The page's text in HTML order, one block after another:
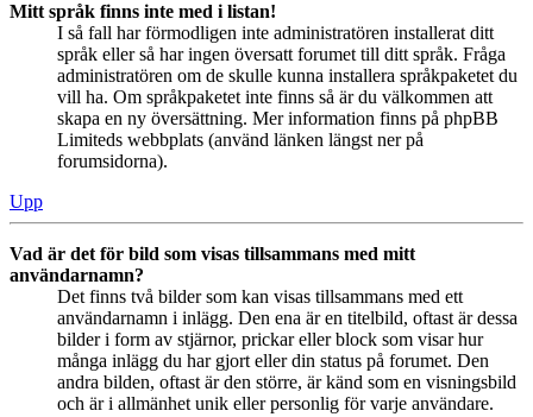
Mitt språk finns inte med i listan!
I så fall har förmodligen inte administratören installerat ditt
språk eller så har ingen översatt forumet till ditt språk. Fråga
administratören om de skulle kunna installera språkpaketet du
vill ha. Om språkpaketet inte finns så är du välkommen att
skapa en ny översättning. Mer information finns på phpBB
Limiteds webbplats (använd länken längst ner på
forumsidorna).
Upp
Vad är det för bild som visas tillsammans med mitt
användarnamn?
Det finns två bilder som kan visas tillsammans med ett
användarnamn i inlägg. Den ena är en titelbild, oftast är dessa
bilder i form av stjärnor, prickar eller block som visar hur
många inlägg du har gjort eller din status på forumet. Den
andra bilden, oftast är den större, är känd som en visningsbild
och är i allmänhet unik eller personlig för varje användare.